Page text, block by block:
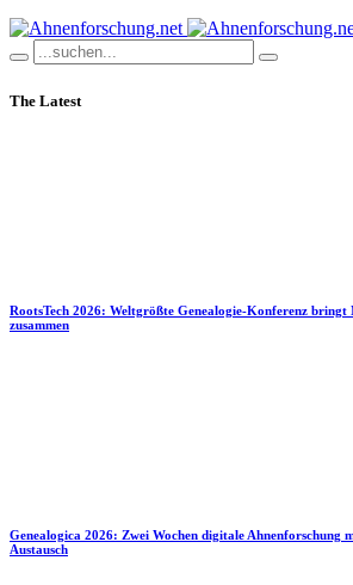
The Latest
RootsTech 2026: Weltgrößte Genealogie-Konferenz bringt
zusammen
Genealogica 2026: Zwei Wochen digitale Ahnenforschung
Austausch